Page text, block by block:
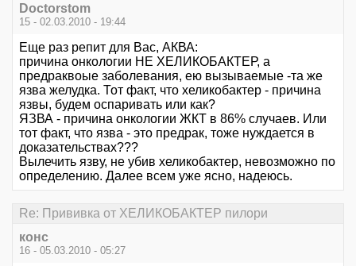
Doctorstom
15 - 02.03.2010 - 19:44
Еще раз репит для Вас, АКВА:
причина онкологии НЕ ХЕЛИКОБАКТЕР, а
предраквоые заболевания, ею вызываемые -та же
язва желудка. Тот факт, что хеликобактер - причина
язвы, будем оспаривать или как?
ЯЗВА - причина онкологии ЖКТ в 86% случаев. Или
тот факт, что язва - это предрак, тоже нуждается в
доказательствах???
Вылечить язву, не убив хеликобактер, невозможно по
определению. Далее всем уже ясно, надеюсь.
Re: Прививка от ХЕЛИКОБАКТЕР пилори
конс
16 - 05.03.2010 - 05:27